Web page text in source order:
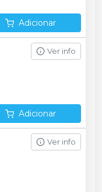
Adicionar
Ver info
Adicionar
Ver info